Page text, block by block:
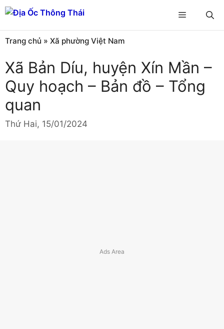
Chuyển
đến
nội
dung
Menu
Trang chủ » Xã phường Việt Nam
Xã Bản Díu, huyện Xín Mần –
Quy hoạch – Bản đồ – Tổng
quan
Thứ Hai, 15/01/2024